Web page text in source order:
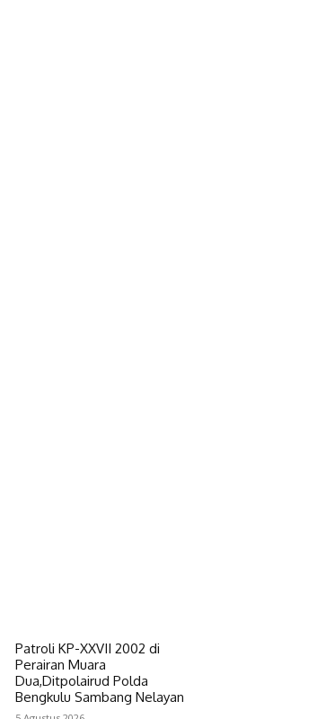
Patroli KP-XXVII 2002 di
Perairan Muara
Dua,Ditpolairud Polda
Bengkulu Sambang Nelayan